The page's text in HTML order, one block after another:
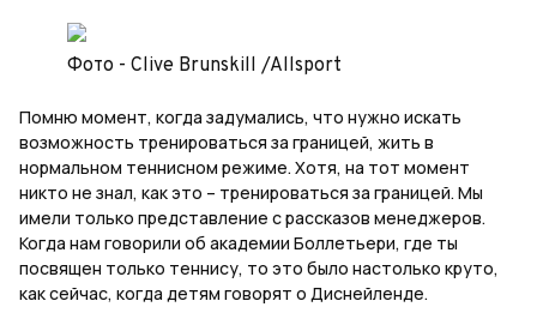
Фото - Clive Brunskill /Allsport
Помню момент, когда задумались, что нужно искать
возможность тренироваться за границей, жить в
нормальном теннисном режиме. Хотя, на тот момент
никто не знал, как это – тренироваться за границей. Мы
имели только представление с рассказов менеджеров.
Когда нам говорили об академии Боллетьери, где ты
посвящен только теннису, то это было настолько круто,
как сейчас, когда детям говорят о Диснейленде.